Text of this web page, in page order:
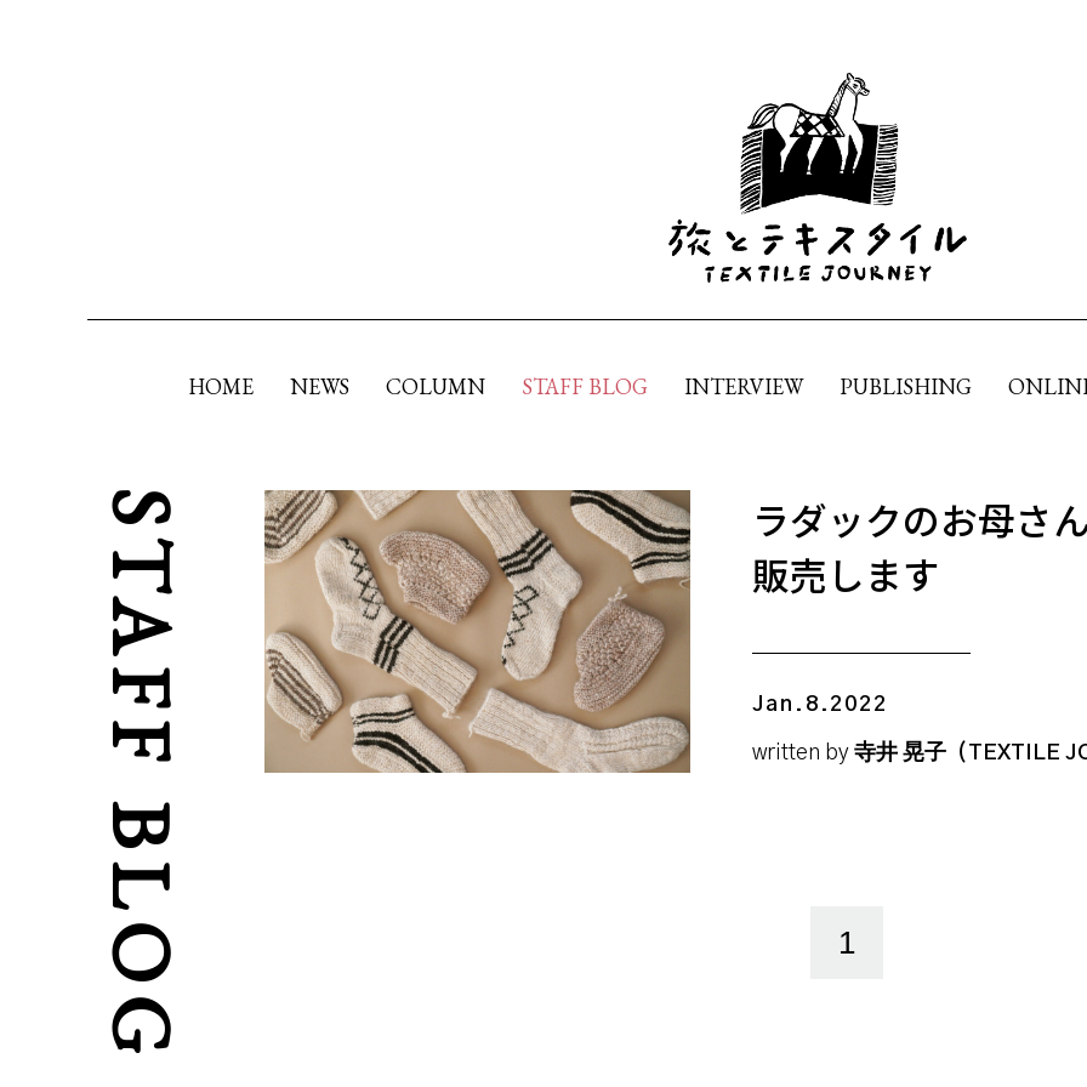
HOME NEWS COLUMN STAFF BLOG INTERVIEW PUBLISHING
STAFF BLOG
ラダックのお母さ
販売します
Jan.8.2022
written by 寺井 晃子（TEXTILE
1